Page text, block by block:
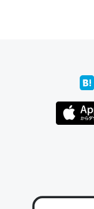
たいなのでネッ